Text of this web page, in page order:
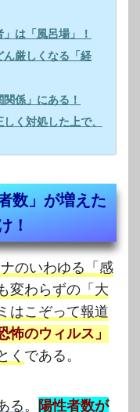
は「風呂場」！
ん厳しくなる「経
係」にある！
く対処した上で、
数」が増えた
！
のいわゆる「感
変わらずの「大
はこぞって報道
怖のウィルス」
く である。
る。 陽性者数が